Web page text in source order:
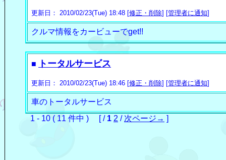
更新日： 2010/02/23(Tue) 18:48 [修正・削除] [管理者に通知]
クルマ情報をカービューでget!!
■ トータルサービス
更新日： 2010/02/23(Tue) 18:46 [修正・削除] [管理者に通知]
車のトータルサービス
1 - 10 ( 11 件中 ) [ / 1 2 / 次ページ→ ]